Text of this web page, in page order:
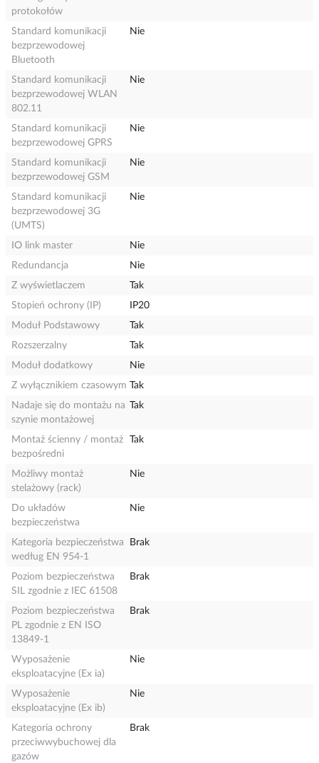
protokołów
Standard komunikacji
bezprzewodowej
Bluetooth
Nie
Standard komunikacji
bezprzewodowej WLAN
802.11
Nie
Standard komunikacji
bezprzewodowej GPRS
Nie
Standard komunikacji
bezprzewodowej GSM
Nie
Standard komunikacji
bezprzewodowej 3G
(UMTS)
Nie
IO link master
Nie
Redundancja
Nie
Z wyświetlaczem
Tak
Stopień ochrony (IP)
IP20
Moduł Podstawowy
Tak
Rozszerzalny
Tak
Moduł dodatkowy
Nie
Z wyłącznikiem czasowym Tak
Nadaje się do montażu na
szynie montażowej
Tak
Montaż ścienny / montaż
bezpośredni
Tak
Możliwy montaż
stelażowy (rack)
Nie
Do układów
bezpieczeństwa
Nie
Kategoria bezpieczeństwa
według EN 954-1
Brak
Poziom bezpieczeństwa
SIL zgodnie z IEC 61508
Brak
Poziom bezpieczeństwa
PL zgodnie z EN ISO
13849-1
Brak
Wyposażenie
eksploatacyjne (Ex ia)
Nie
Wyposażenie
eksploatacyjne (Ex ib)
Nie
Kategoria ochrony
przeciwwybuchowej dla
gazów
Brak